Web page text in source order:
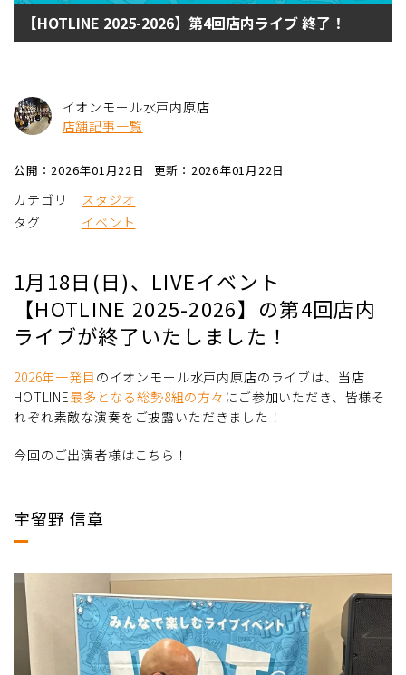
【HOTLINE 2025-2026】第4回店内ライブ 終了！
イオンモール水戸内原店
店舗記事一覧
公開：2026年01月22日 更新：2026年01月22日
カテゴリ
スタジオ
タグ
イベント
1月18日(日)、LIVEイベント
【HOTLINE 2025-2026】の第4回店内
ライブが終了いたしました！
2026年一発目 のイオンモール水戸内原店のライブは、当店
HOTLINE最多となる総勢8組の方々 にご参加いただき、皆様そ
れぞれ素敵な演奏をご披露いただきました！
今回のご出演者様はこちら！
宇留野 信章